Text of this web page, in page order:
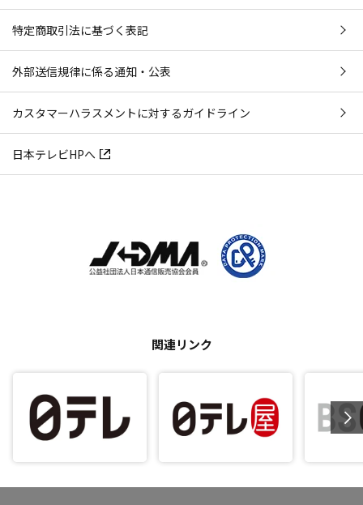
特定商取引法に基づく表記
外部送信規律に係る通知・公表
カスタマーハラスメントに対するガイドライン
日本テレビHPへ
関連リンク